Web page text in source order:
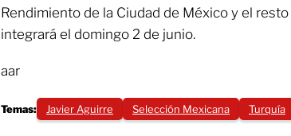
Rendimiento de la Ciudad de México y el
integrará el domingo 2 de junio.
aar
Temas: Javier Aguirre Selección Mexicana Turquía